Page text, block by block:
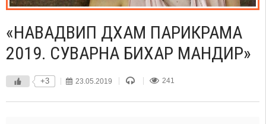
«НАВАДВИП ДХАМ ПАРИКРАМА
2019. СУВАРНА БИХАР МАНДИР»
+3 23.05.2019 241